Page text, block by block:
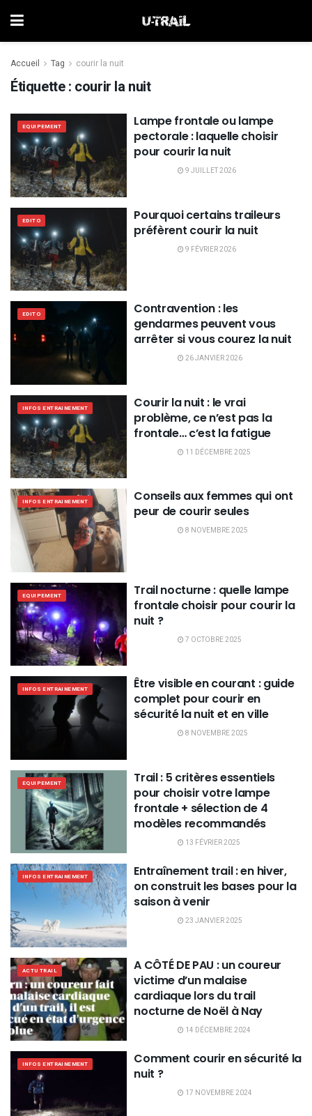
Accueil Tag courir la nuit
Étiquette : courir la nuit
EQUIPEMENT
Lampe frontale ou lampe
pectorale : laquelle choisir
pour courir la nuit
9 JUILLET 2026
EDITO
Pourquoi certains traileurs
préfèrent courir la nuit
9 FÉVRIER 2026
EDITO
Contravention : les
gendarmes peuvent vous
arrêter si vous courez la nuit
26 JANVIER 2026
INFOS ENTRAINEMENT
Courir la nuit : le vrai
problème, ce n’est pas la
frontale… c’est la fatigue
11 DÉCEMBRE 2025
INFOS ENTRAINEMENT
Conseils aux femmes qui ont
peur de courir seules
8 NOVEMBRE 2025
EQUIPEMENT
Trail nocturne : quelle lampe
frontale choisir pour courir la
nuit ?
7 OCTOBRE 2025
INFOS ENTRAINEMENT
Être visible en courant : guide
complet pour courir en
sécurité la nuit et en ville
8 NOVEMBRE 2025
EQUIPEMENT
Trail : 5 critères essentiels
pour choisir votre lampe
frontale + sélection de 4
modèles recommandés
13 FÉVRIER 2025
INFOS ENTRAINEMENT
Entraînement trail : en hiver,
on construit les bases pour la
saison à venir
23 JANVIER 2025
ACTU TRAIL
A CÔTÉ DE PAU : un coureur
victime d’un malaise
cardiaque lors du trail
nocturne de Noël à Nay
14 DÉCEMBRE 2024
INFOS ENTRAINEMENT
Comment courir en sécurité la
nuit ?
17 NOVEMBRE 2024